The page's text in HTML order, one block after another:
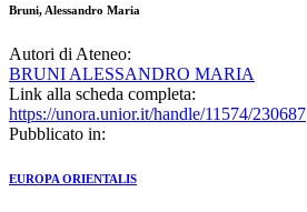
Bruni, Alessandro Maria
Autori di Ateneo:
BRUNI ALESSANDRO MARIA
Link alla scheda completa:
https://unora.unior.it/handle/11574/230687
Pubblicato in:
EUROPA ORIENTALIS